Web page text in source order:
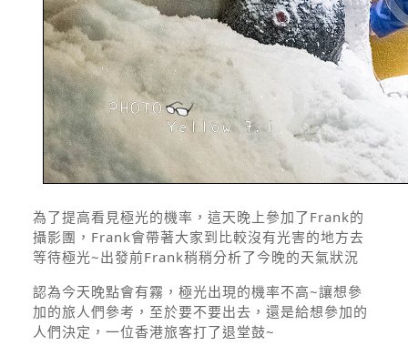
為了提高看見極光的機率，這天晚上參加了Frank的
攝影團，Frank會帶著大家到比較沒有光害的地方去
等待極光~出發前Frank稍稍分析了今晚的天氣狀況
認為今天晚點會有霧，極光出現的機率不高~讓想參
加的旅人們參考，至於要不要出去，還是給想參加的
人們決定，一位香港旅客打了退堂鼓~